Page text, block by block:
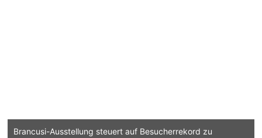
Brancusi-Ausstellung steuert auf Besucherrekord zu